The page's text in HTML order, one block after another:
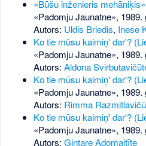
«Būšu inženieris mehāniķis»
«Padomju Jaunatne»,
Autors: Uldis Briedis, Inese
Ko tie mūsu kaimiņ' dar'?
«Padomju Jaunatne»,
Autors: Aldona
Ko tie mūsu kaimiņ' dar'?
«Padomju Jaunatne»,
Autors: Rimma
Ko tie mūsu kaimiņ' dar'?
«Padomju Jaunatne»,
Autors: Ģintare Adomaitīte